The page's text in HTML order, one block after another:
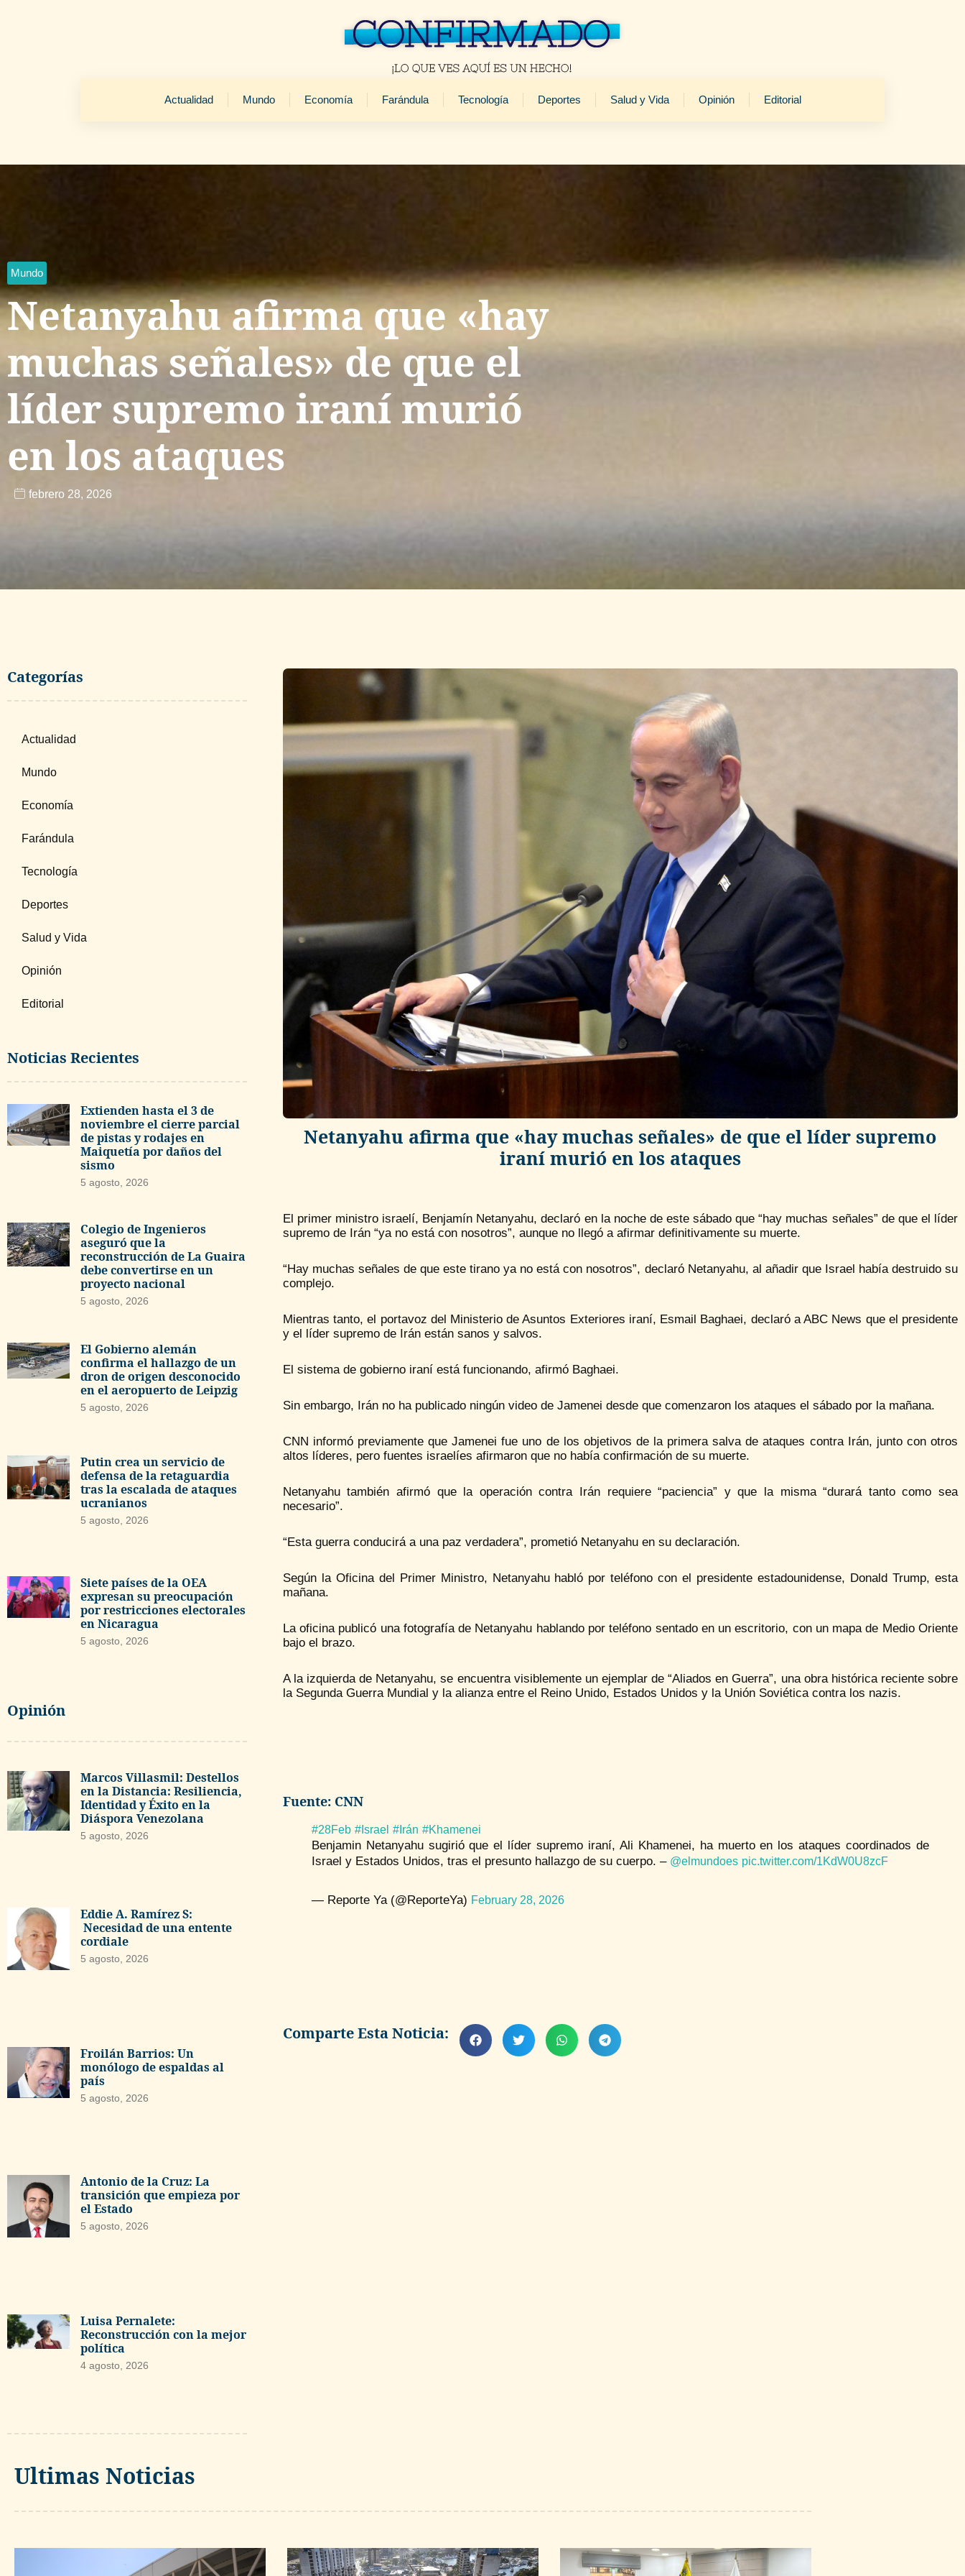
Actualidad Mundo Economía Farándula Tecnología Deportes Salud y Vida Opinión Editorial
Mundo
Netanyahu afirma que «hay
muchas señales» de que el
líder supremo iraní murió
en los ataques
febrero 28, 2026
Categorías
Actualidad
Mundo
Economía
Farándula
Tecnología
Deportes
Salud y Vida
Opinión
Editorial
Noticias Recientes
Extienden hasta el 3 de
noviembre el cierre parcial
de pistas y rodajes en
Maiquetía por daños del
sismo
5 agosto, 2026
Colegio de Ingenieros
aseguró que la
reconstrucción de La Guaira
debe convertirse en un
proyecto nacional
5 agosto, 2026
El Gobierno alemán
confirma el hallazgo de un
dron de origen desconocido
en el aeropuerto de Leipzig
5 agosto, 2026
Putin crea un servicio de
defensa de la retaguardia
tras la escalada de ataques
ucranianos
5 agosto, 2026
Siete países de la OEA
expresan su preocupación
por restricciones electorales
en Nicaragua
5 agosto, 2026
Opinión
Marcos Villasmil: Destellos
en la Distancia: Resiliencia,
Identidad y Éxito en la
Diáspora Venezolana
5 agosto, 2026
Eddie A. Ramírez S:
Necesidad de una entente
cordiale
5 agosto, 2026
Froilán Barrios: Un
monólogo de espaldas al
país
5 agosto, 2026
Antonio de la Cruz: La
transición que empieza por
el Estado
5 agosto, 2026
Luisa Pernalete:
Reconstrucción con la mejor
política
4 agosto, 2026
Netanyahu afirma que «hay muchas señales» de que el líder supremo
iraní murió en los ataques
El primer ministro israelí, Benjamín Netanyahu, declaró en la noche de este sábado que “hay muchas señales” de que el líder
supremo de Irán “ya no está con nosotros”, aunque no llegó a afirmar definitivamente su muerte.
“Hay muchas señales de que este tirano ya no está con nosotros”, declaró Netanyahu, al añadir que Israel había destruido su
complejo.
Mientras tanto, el portavoz del Ministerio de Asuntos Exteriores iraní, Esmail Baghaei, declaró a ABC News que el presidente
y el líder supremo de Irán están sanos y salvos.
El sistema de gobierno iraní está funcionando, afirmó Baghaei.
Sin embargo, Irán no ha publicado ningún video de Jamenei desde que comenzaron los ataques el sábado por la mañana.
CNN informó previamente que Jamenei fue uno de los objetivos de la primera salva de ataques contra Irán, junto con otros
altos líderes, pero fuentes israelíes afirmaron que no había confirmación de su muerte.
Netanyahu también afirmó que la operación contra Irán requiere “paciencia” y que la misma “durará tanto como sea
necesario”.
“Esta guerra conducirá a una paz verdadera”, prometió Netanyahu en su declaración.
Según la Oficina del Primer Ministro, Netanyahu habló por teléfono con el presidente estadounidense, Donald Trump, esta
mañana.
La oficina publicó una fotografía de Netanyahu hablando por teléfono sentado en un escritorio, con un mapa de Medio Oriente
bajo el brazo.
A la izquierda de Netanyahu, se encuentra visiblemente un ejemplar de “Aliados en Guerra”, una obra histórica reciente sobre
la Segunda Guerra Mundial y la alianza entre el Reino Unido, Estados Unidos y la Unión Soviética contra los nazis.
Fuente: CNN
#28Feb #Israel #Irán #Khamenei
Benjamin Netanyahu sugirió que el líder supremo iraní, Ali Khamenei, ha muerto en los ataques coordinados de
Israel y Estados Unidos, tras el presunto hallazgo de su cuerpo. – @elmundoes pic.twitter.com/1KdW0U8zcF
— Reporte Ya (@ReporteYa) February 28, 2026
Comparte Esta Noticia:
Ultimas Noticias